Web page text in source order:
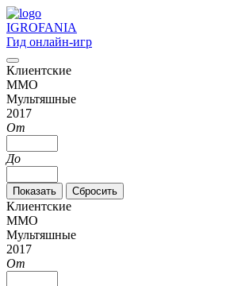
IGROFANIA
Гид онлайн-игр
Клиентские
MMO
Мультяшные
2017
От
До
Клиентские
MMO
Мультяшные
2017
От